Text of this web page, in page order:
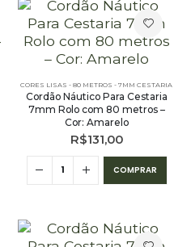
CORES LISAS - 80 METROS - 7MM CESTARIA
Cordão Náutico Para Cestaria
7mm Rolo com 80 metros –
Cor: Amarelo
R$131,00
COMPRAR